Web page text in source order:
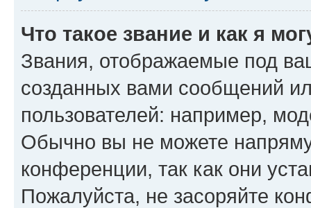
Что такое звание и как я
Звания, отображаемые под
созданных вами сообщений
пользователей: например,
Обычно вы не можете
конференции, так как они
Пожалуйста, не засоряйте